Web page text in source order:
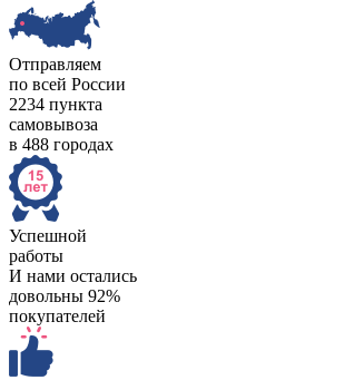
Отправляем
по всей России
2234 пункта
самовывоза
в 488 городах
Успешной
работы
И нами остались
довольны 92%
покупателей